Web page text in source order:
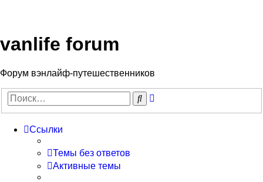
vanlife forum
Форум вэнлайф-путешественников
Поиск
Ссылки
Темы без ответов
Активные темы